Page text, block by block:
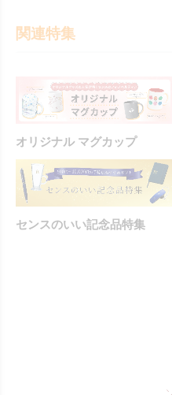
関連特集
オリジナル マグカップ
センスのいい記念品特集